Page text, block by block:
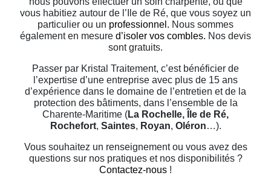
vous habitiez autour de l’Ile de Ré, que vous soyez un
particulier ou un professionnel. Nous sommes
également en mesure d’isoler vos combles. Nos devis
sont gratuits.
Passer par Kristal Traitement, c’est bénéficier de
l’expertise d’une entreprise avec plus de 15 ans
d’expérience dans le domaine de l’entretien et de la
protection des bâtiments, dans l’ensemble de la
Charente-Maritime (La Rochelle, Île de Ré,
Rochefort, Saintes, Royan, Oléron…).
Vous souhaitez un renseignement ou vous avez des
questions sur nos pratiques et nos disponibilités ?
Contactez-nous !